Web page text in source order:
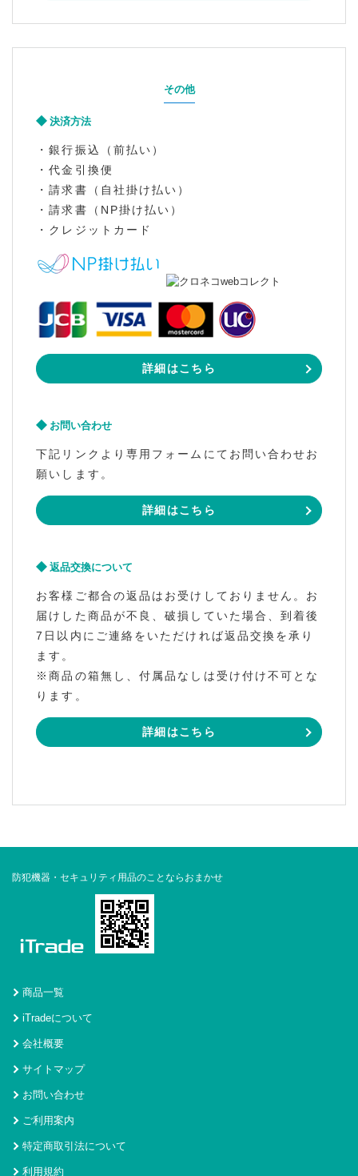
その他
決済方法
・銀行振込（前払い）
・代金引換便
・請求書（自社掛け払い）
・請求書（NP掛け払い）
・クレジットカード
詳細はこちら
お問い合わせ
下記リンクより専用フォームにてお問い合わせお
願いします。
詳細はこちら
返品交換について
お客様ご都合の返品はお受けしておりません。お
届けした商品が不良、破損していた場合、到着後
7日以内にご連絡をいただければ返品交換を承り
ます。
※商品の箱無し、付属品なしは受け付け不可とな
ります。
詳細はこちら
防犯機器・セキュリティ用品のことならおまかせ
商品一覧
iTradeについて
会社概要
サイトマップ
お問い合わせ
ご利用案内
特定商取引法について
利用規約